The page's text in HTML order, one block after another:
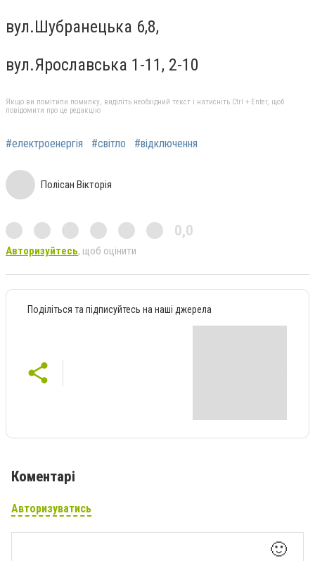
вул.Шубранецька 6,8,
вул.Ярославська 1-11, 2-10
Якщо ви помітили помилку, виділіть необхідний текст і натисніть Ctrl + Enter, щоб
повідомити про це редакцію
#електроенергія #світло #відключення
Полісан Вікторія
0,0
Авторизуйтесь, щоб оцінити
Поділіться та підписуйтесь на наші джерела
Коментарі
Авторизуватись
🙂